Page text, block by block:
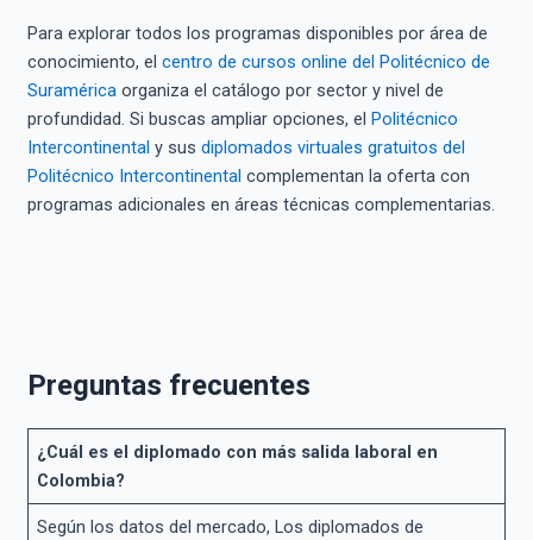
Para explorar todos los programas disponibles por área de
conocimiento, el centro de cursos online del Politécnico de
Suraméricaorganiza el catálogo por sector y nivel de
profundidad. Si buscas ampliar opciones, el Politécnico
Intercontinental y sus diplomados virtuales gratuitos del
Politécnico Intercontinental complementan la oferta con
programas adicionales en áreas técnicas complementarias.
Preguntas frecuentes
¿Cuál es el diplomado con más salida laboral en
Colombia?
Según los datos del mercado, Los diplomados de